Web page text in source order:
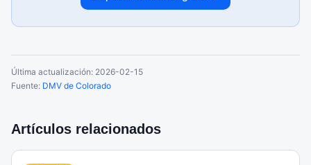
Última actualización: 2026-02-15
Fuente: DMV de Colorado
Artículos relacionados